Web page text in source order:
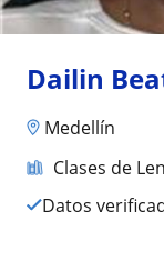
Dailin
Medellín
Clases de
Datos